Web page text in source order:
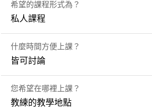
希望的課程形式為？
私人課程
什麼時間方便上課？
皆可討論
您希望在哪裡上課？
教練的教學地點